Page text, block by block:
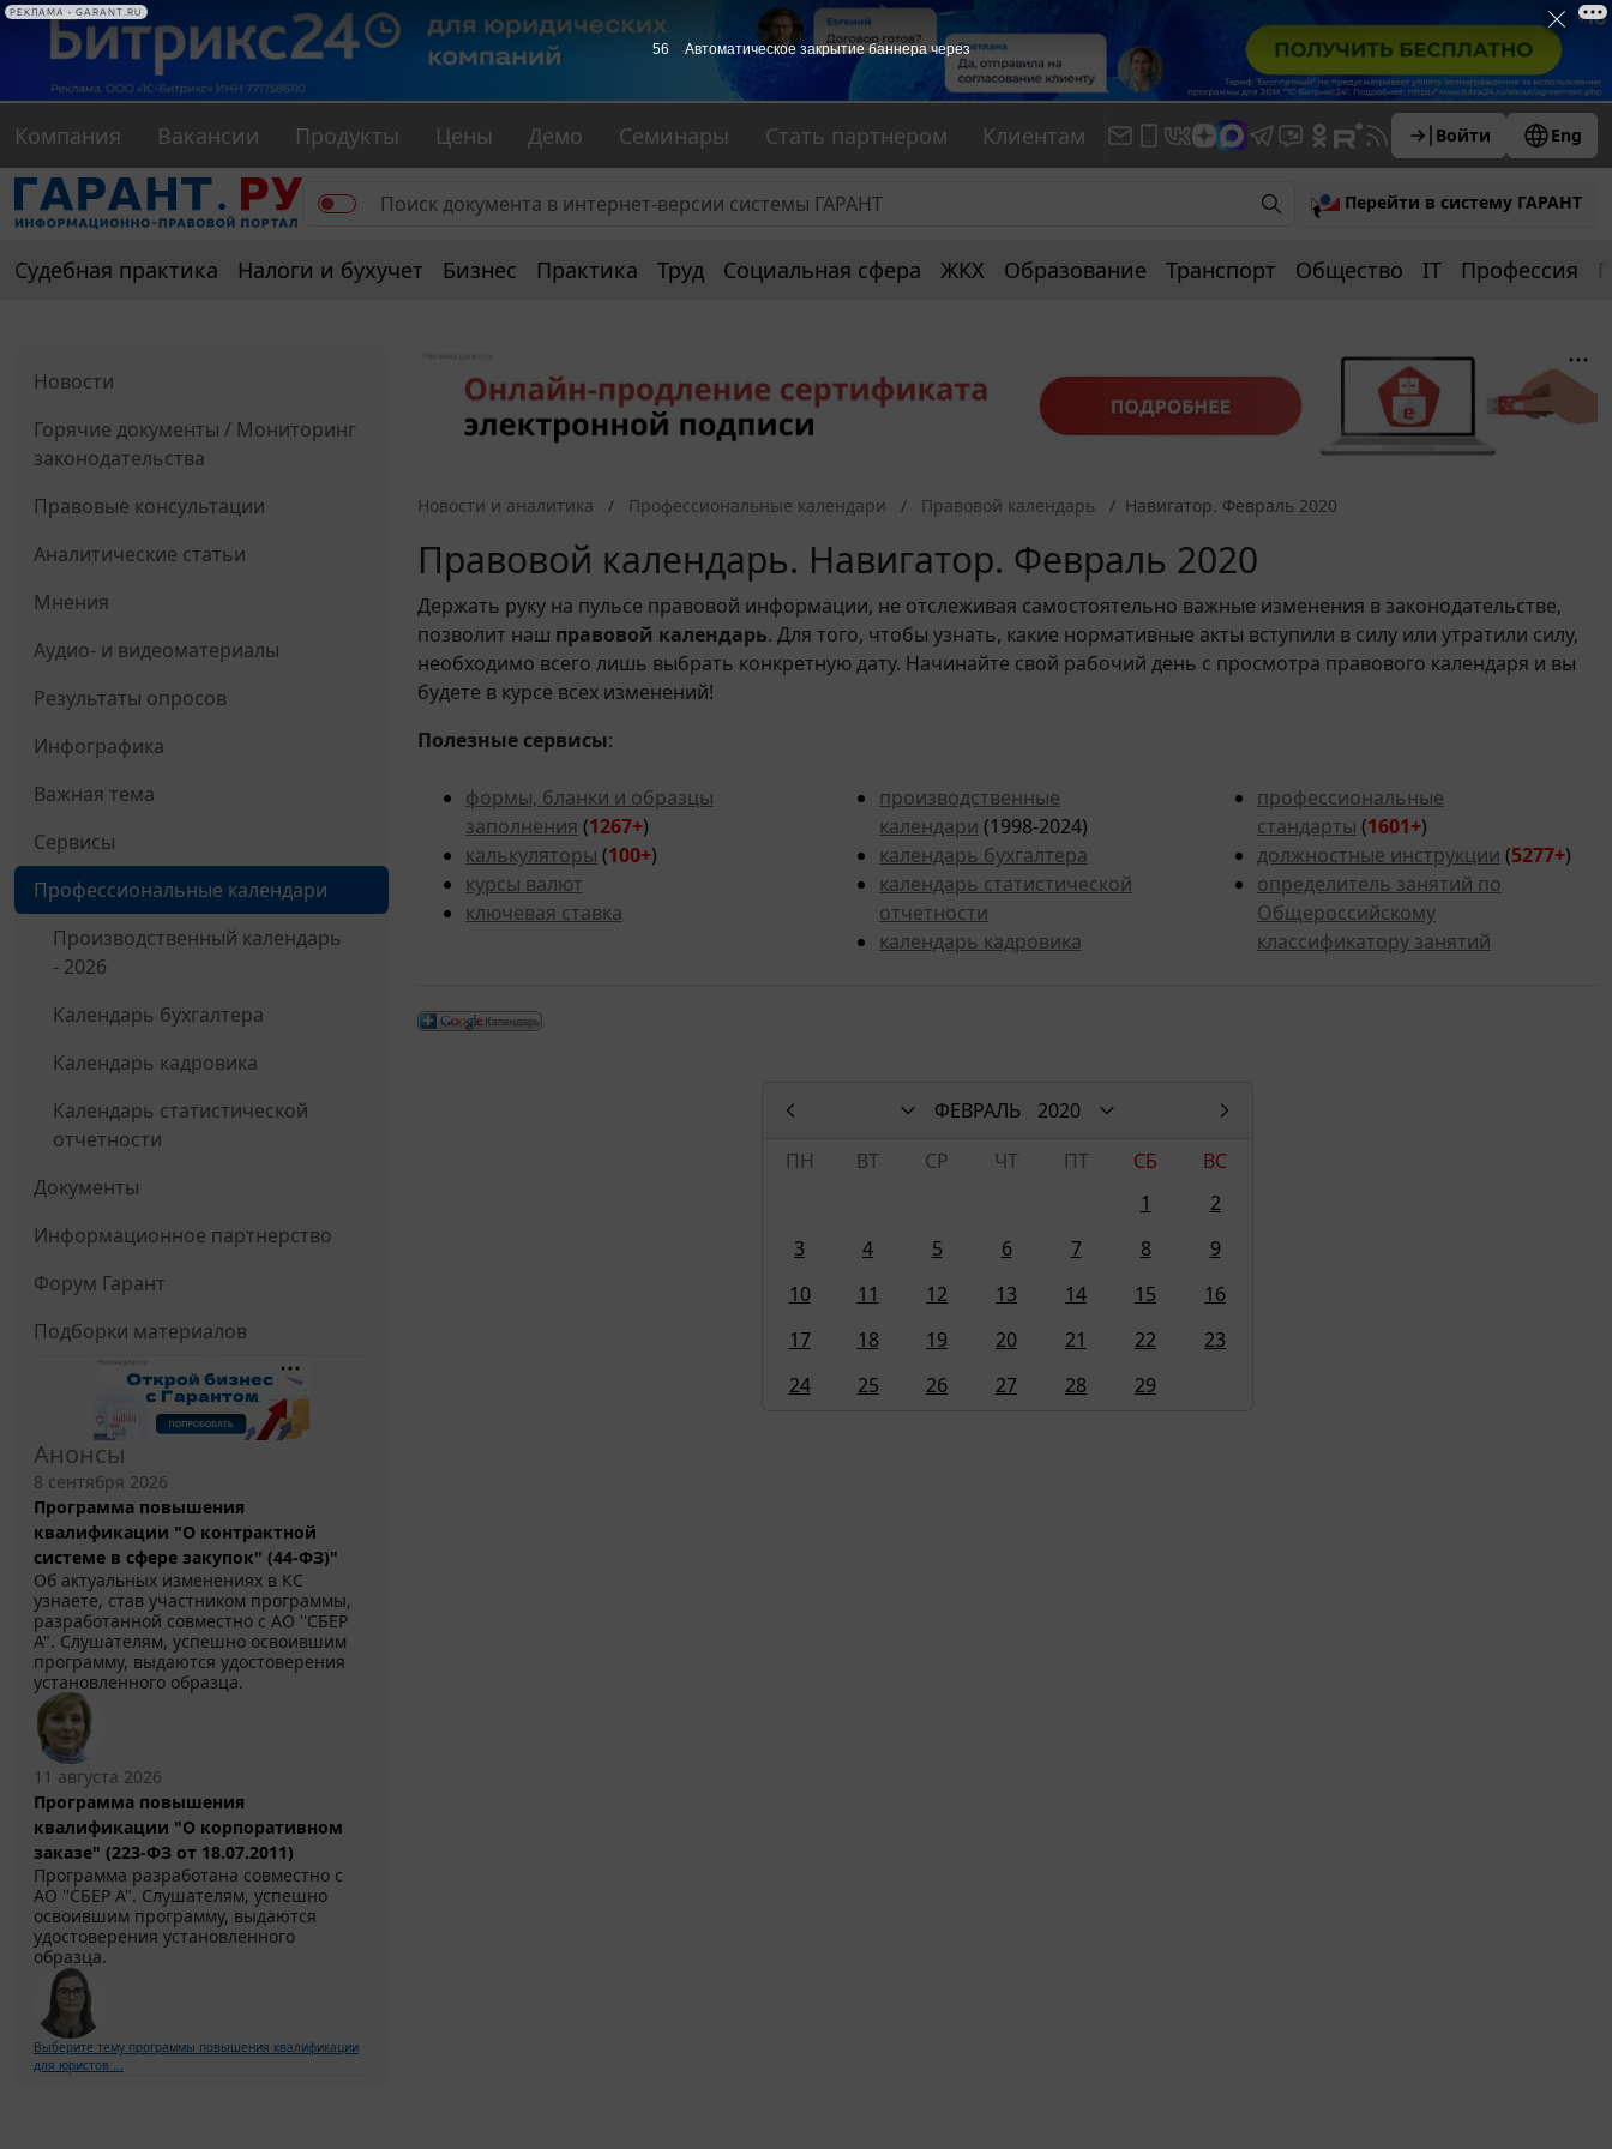
Компания Вакансии Продукты Цены Демо Семинары Стать партнером Клиентам Войти Eng
Перейти в систему ГАРАНТ
Судебная практика Налоги и бухучет Бизнес Практика Труд Социальная сфера ЖКХ Образование Транспорт Общество IT Профессия
Новости
Горячие документы / Мониторинг
законодательства
Правовые консультации
Аналитические статьи
Мнения
Аудио- и видеоматериалы
Результаты опросов
Инфографика
Важная тема
Сервисы
Профессиональные календари
Производственный календарь
- 2026
Календарь бухгалтера
Календарь кадровика
Календарь статистической
отчетности
Документы
Информационное партнерство
Форум Гарант
Подборки материалов
Анонсы
8 сентября 2026
Программа повышения
квалификации "О контрактной
системе в сфере закупок" (44-ФЗ)"
Об актуальных изменениях в КС
узнаете, став участником программы,
разработанной совместно с АО ''СБЕР
А". Слушателям, успешно освоившим
программу, выдаются удостоверения
установленного образца.
11 августа 2026
Программа повышения
квалификации "О корпоративном
заказе" (223-ФЗ от 18.07.2011)
Программа разработана совместно с
АО ''СБЕР А". Слушателям, успешно
освоившим программу, выдаются
удостоверения установленного
образца.
Выберите тему программы повышения квалификации
для юристов ...
Новости и аналитика Профессиональные календари Правовой календарь Навигатор. Февраль 2020
Правовой календарь. Навигатор. Февраль 2020
Держать руку на пульсе правовой информации, не отслеживая самостоятельно важные изменения в законодательстве,
позволит наш правовой календарь. Для того, чтобы узнать, какие нормативные акты вступили в силу или утратили силу,
необходимо всего лишь выбрать конкретную дату. Начинайте свой рабочий день с просмотра правового календаря и вы
будете в курсе всех изменений!
Полезные сервисы:
формы, бланки и образцы
заполнения (1267+)
калькуляторы (100+)
курсы валют
ключевая ставка
производственные
календари (1998-2024)
календарь бухгалтера
календарь статистической
отчетности
календарь кадровика
профессиональные
стандарты (1601+)
должностные инструкции (5277+)
определитель занятий по
Общероссийскому
классификатору занятий
ФЕВРАЛЬ
2020
ПН
ВТ СР ЧТ ПТ СБ
ВС
1
2
3
4 5 6 7 8
9
10
11 12 13 14 15
16
17
18 19 20 21 22
23
24
25 26 27 28 29
56 Автоматическое закрытие баннера через
РЕКЛАМА • GARANT.RU